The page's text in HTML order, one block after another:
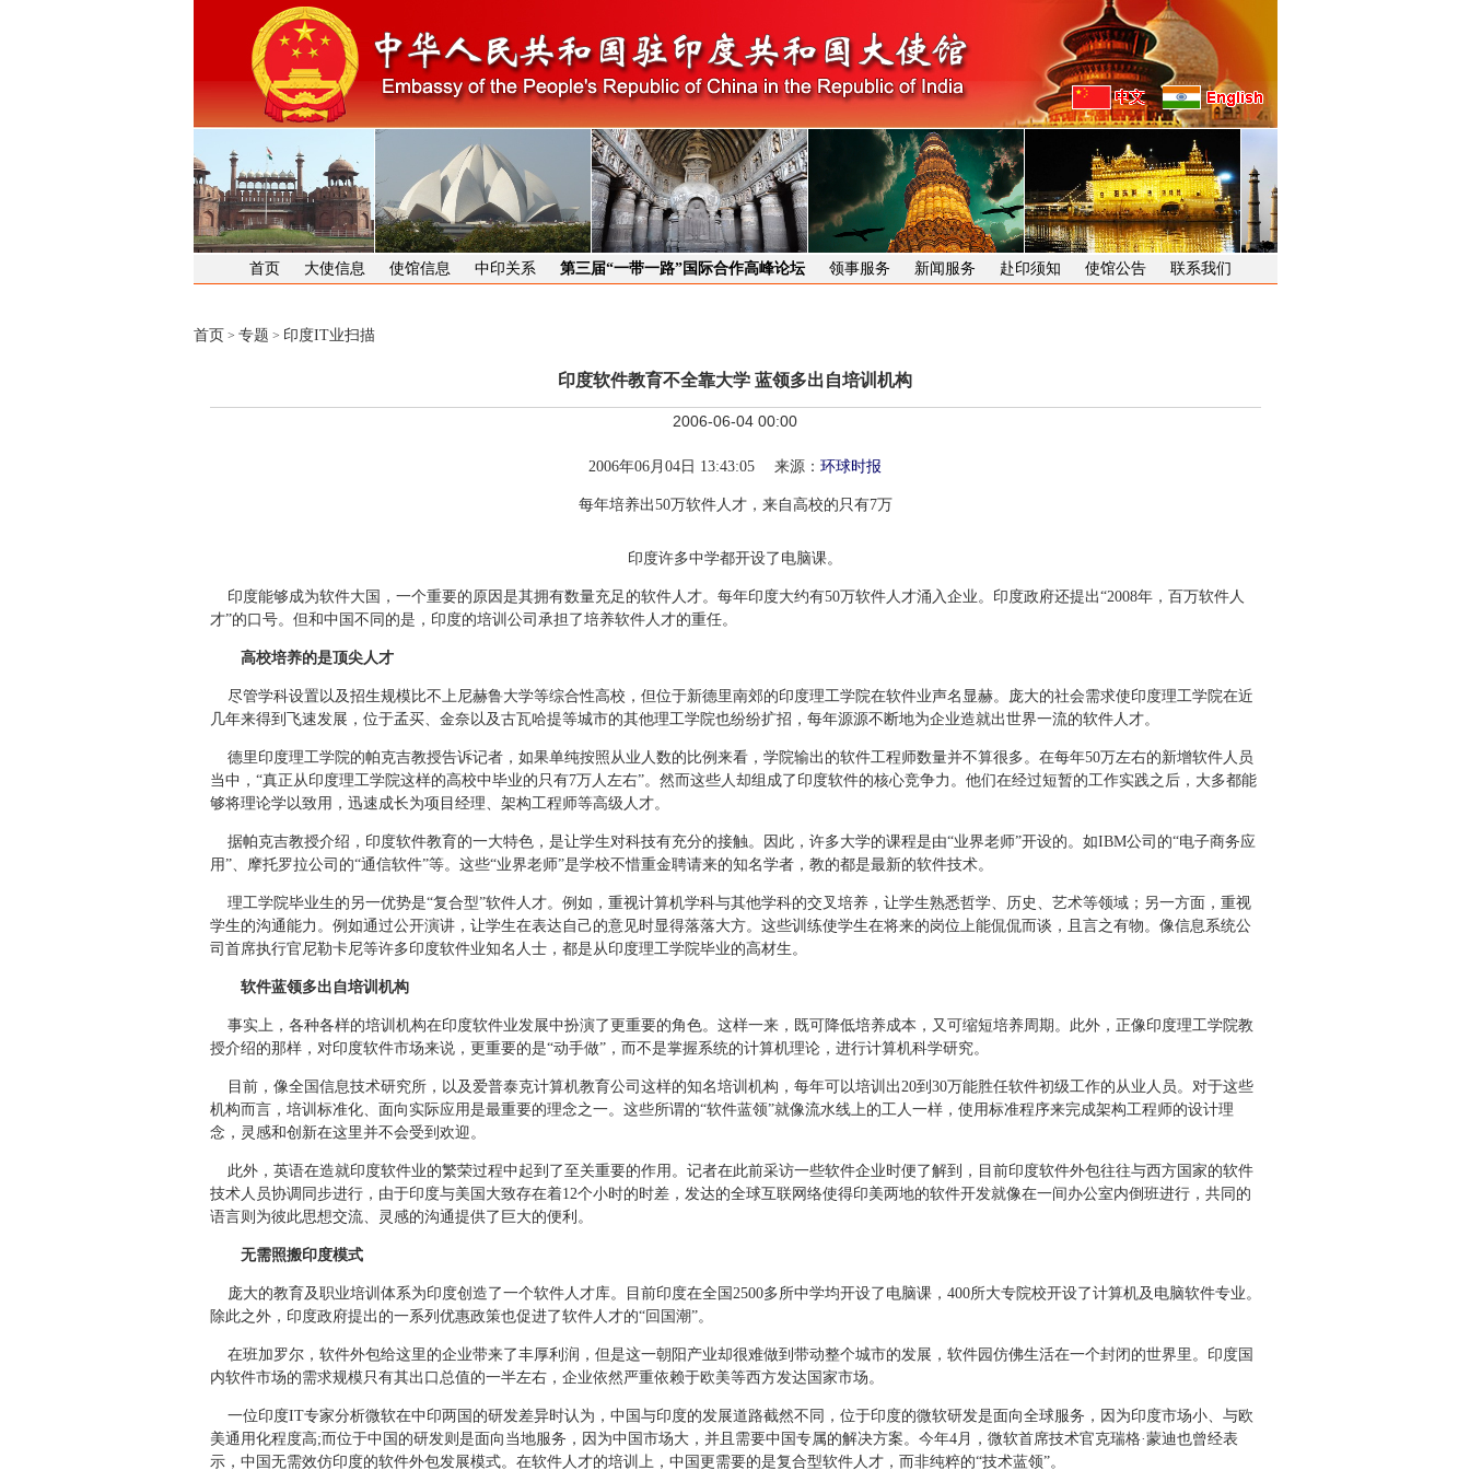
首页 大使信息 使馆信息 中印关系 第三届“一带一路”国际合作高峰论坛 领事服务 新闻服务 赴印须知 使馆公告 联系我们
首页 > 专题 > 印度IT业扫描
印度软件教育不全靠大学 蓝领多出自培训机构
2006-06-04 00:00
2006年06月04日 13:43:05 来源： 环球时报
每年培养出50万软件人才，来自高校的只有7万
印度许多中学都开设了电脑课。
印度能够成为软件大国，一个重要的原因是其拥有数量充足的软件人才。每年印度大约有50万软件人才涌入企业。印度政府还提出“2008年，百万软件人
才”的口号。但和中国不同的是，印度的培训公司承担了培养软件人才的重任。
高校培养的是顶尖人才
尽管学科设置以及招生规模比不上尼赫鲁大学等综合性高校，但位于新德里南郊的印度理工学院在软件业声名显赫。庞大的社会需求使印度理工学院在近
几年来得到飞速发展，位于孟买、金奈以及古瓦哈提等城市的其他理工学院也纷纷扩招，每年源源不断地为企业造就出世界一流的软件人才。
德里印度理工学院的帕克吉教授告诉记者，如果单纯按照从业人数的比例来看，学院输出的软件工程师数量并不算很多。在每年50万左右的新增软件人员
当中，“真正从印度理工学院这样的高校中毕业的只有7万人左右”。然而这些人却组成了印度软件的核心竞争力。他们在经过短暂的工作实践之后，大多都能
够将理论学以致用，迅速成长为项目经理、架构工程师等高级人才。
据帕克吉教授介绍，印度软件教育的一大特色，是让学生对科技有充分的接触。因此，许多大学的课程是由“业界老师”开设的。如IBM公司的“电子商务应
用”、摩托罗拉公司的“通信软件”等。这些“业界老师”是学校不惜重金聘请来的知名学者，教的都是最新的软件技术。
理工学院毕业生的另一优势是“复合型”软件人才。例如，重视计算机学科与其他学科的交叉培养，让学生熟悉哲学、历史、艺术等领域；另一方面，重视
学生的沟通能力。例如通过公开演讲，让学生在表达自己的意见时显得落落大方。这些训练使学生在将来的岗位上能侃侃而谈，且言之有物。像信息系统公
司首席执行官尼勒卡尼等许多印度软件业知名人士，都是从印度理工学院毕业的高材生。
软件蓝领多出自培训机构
事实上，各种各样的培训机构在印度软件业发展中扮演了更重要的角色。这样一来，既可降低培养成本，又可缩短培养周期。此外，正像印度理工学院教
授介绍的那样，对印度软件市场来说，更重要的是“动手做”，而不是掌握系统的计算机理论，进行计算机科学研究。
目前，像全国信息技术研究所，以及爱普泰克计算机教育公司这样的知名培训机构，每年可以培训出20到30万能胜任软件初级工作的从业人员。对于这些
机构而言，培训标准化、面向实际应用是最重要的理念之一。这些所谓的“软件蓝领”就像流水线上的工人一样，使用标准程序来完成架构工程师的设计理
念，灵感和创新在这里并不会受到欢迎。
此外，英语在造就印度软件业的繁荣过程中起到了至关重要的作用。记者在此前采访一些软件企业时便了解到，目前印度软件外包往往与西方国家的软件
技术人员协调同步进行，由于印度与美国大致存在着12个小时的时差，发达的全球互联网络使得印美两地的软件开发就像在一间办公室内倒班进行，共同的
语言则为彼此思想交流、灵感的沟通提供了巨大的便利。
无需照搬印度模式
庞大的教育及职业培训体系为印度创造了一个软件人才库。目前印度在全国2500多所中学均开设了电脑课，400所大专院校开设了计算机及电脑软件专业。
除此之外，印度政府提出的一系列优惠政策也促进了软件人才的“回国潮”。
在班加罗尔，软件外包给这里的企业带来了丰厚利润，但是这一朝阳产业却很难做到带动整个城市的发展，软件园仿佛生活在一个封闭的世界里。印度国
内软件市场的需求规模只有其出口总值的一半左右，企业依然严重依赖于欧美等西方发达国家市场。
一位印度IT专家分析微软在中印两国的研发差异时认为，中国与印度的发展道路截然不同，位于印度的微软研发是面向全球服务，因为印度市场小、与欧
美通用化程度高;而位于中国的研发则是面向当地服务，因为中国市场大，并且需要中国专属的解决方案。今年4月，微软首席技术官克瑞格·蒙迪也曾经表
示，中国无需效仿印度的软件外包发展模式。在软件人才的培训上，中国更需要的是复合型软件人才，而非纯粹的“技术蓝领”。